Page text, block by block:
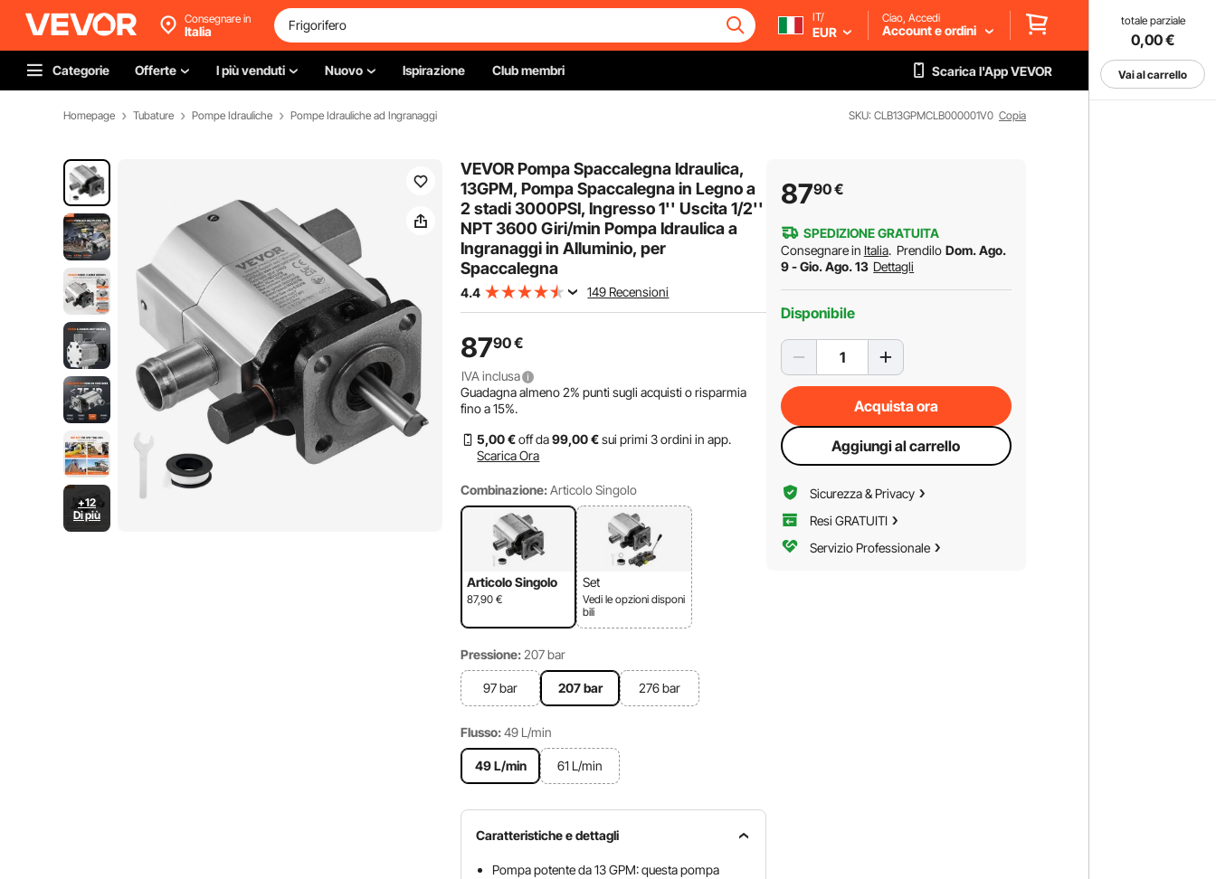
totale parziale
0,00€
Vai al carrello
Consegnare in
Italia
IT/
EUR
Ciao, Accedi
Account e ordini
Categorie Offerte I più venduti Nuovo Ispirazione Club membri Scarica l'App VEVOR
Homepage Tubature Pompe Idrauliche Pompe Idrauliche ad Ingranaggi SKU: CLB13GPMCLB000001V0 Copia
+12
Di più
VEVOR Pompa Spaccalegna Idraulica,
13GPM, Pompa Spaccalegna in Legno a
2 stadi 3000PSI, Ingresso 1'' Uscita 1/2''
NPT 3600 Giri/min Pompa Idraulica a
Ingranaggi in Alluminio, per
Spaccalegna
4.4 149 Recensioni
8790€
IVA inclusa
Guadagna almeno2% punti sugli acquisti o risparmia
fino a15%.
5,00 €off da99,00 €sui primi 3 ordini in app.
Scarica Ora
Combinazione: Articolo Singolo
Articolo Singolo
87,90 €
Set
Vedi le opzioni disponi
bili
Pressione: 207 bar
97 bar 207 bar 276 bar
Flusso: 49 L/min
49 L/min 61 L/min
Caratteristiche e dettagli
Pompa potente da 13 GPM: questa pompa
8790€
SPEDIZIONE GRATUITA
Consegnare in Italia. Prendilo Dom. Ago.
9 - Gio. Ago. 13 Dettagli
Disponibile
Acquista ora
Aggiungi al carrello
Sicurezza & Privacy
Resi GRATUITI
Servizio Professionale